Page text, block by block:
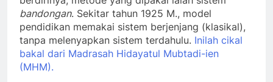
bandongan. Sekitar tahun 1925 M., model
pendidikan memakai sistem berjenjang (klasikal),
tanpa melenyapkan sistem terdahulu. Inilah cikal
bakal dari Madrasah Hidayatul Mubtadi-ien
(MHM).